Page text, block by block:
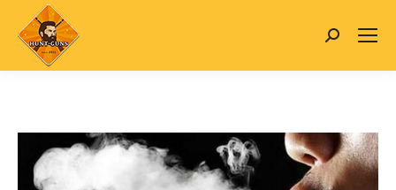
Search: